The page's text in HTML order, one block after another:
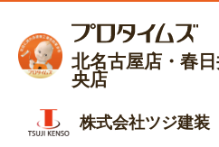
北名古屋店・春
央店
株式会社ツジ建装